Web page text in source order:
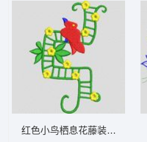
红色小鸟栖息花藤装饰 植物